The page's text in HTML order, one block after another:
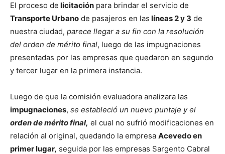
El proceso de licitación para brindar el servicio de
Transporte Urbano de pasajeros en las líneas 2 y 3 de
nuestra ciudad, parece llegar a su fin con la resolución
del orden de mérito final, luego de las impugnaciones
presentadas por las empresas que quedaron en segundo
y tercer lugar en la primera instancia.
Luego de que la comisión evaluadora analizara las
impugnaciones, se estableció un nuevo puntaje y el
orden de mérito final, el cual no sufrió modificaciones en
relación al original, quedando la empresa Acevedo en
primer lugar, seguida por las empresas Sargento Cabral